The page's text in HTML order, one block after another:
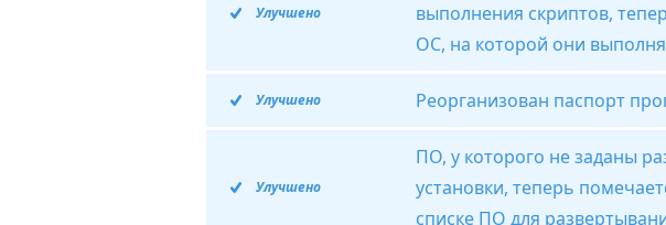
Улучшено
выполнения скриптов,
ОС, на которой они
Улучшено Реорганизован паспорт
Улучшено
ПО, у которого не заданы
установки, теперь
списке ПО для